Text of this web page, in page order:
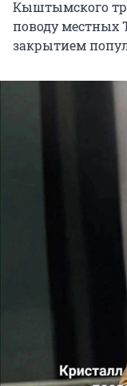
Кыштымского
поводу местных
закрытием